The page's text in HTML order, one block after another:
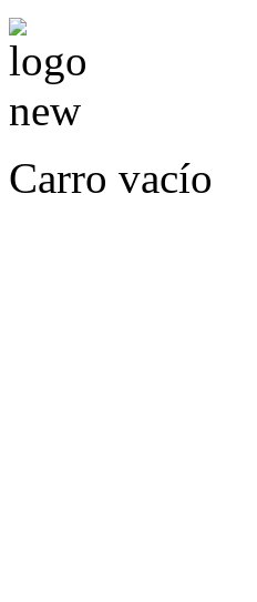
Carro vacío